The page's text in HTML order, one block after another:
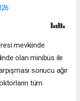
mevkiinde
olan minibüs ile
sonucu ağır
tüm